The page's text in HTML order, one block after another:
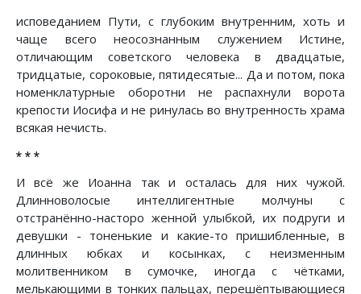
исповеданием Пути, с глубоким внутренним, хоть и
чаще всего неосознанным служением Истине,
отличающим советского человека в двадцатые,
тридцатые, сороковые, пятидесятые... Да и потом, пока
номенклатурные оборотни не распахнули ворота
крепости Иосифа и не ринулась во внутренность храма
всякая нечисть.
* * *
И всё же Иоанна так и осталась для них чужой.
Длинноволосые интеллигентные молчуны с
отстранённо-насторо женной улыбкой, их подруги и
девушки - тоненькие и какие-то пришибленные, в
длинных юбках и косынках, с неизменным
молитвенником в сумочке, иногда с чётками,
мелькающими в тонких пальцах, перешёптывающиеся